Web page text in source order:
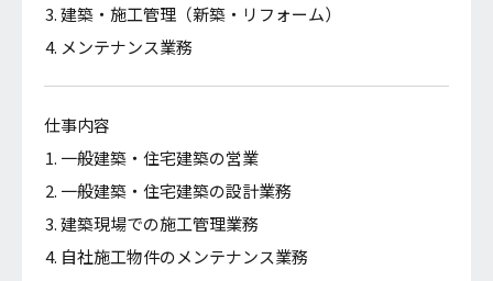
ム）
募集人数
若干名
就業時間
8：00～17：00（１時間の休憩含む：12：00～13：
00）
建築・施工管理（新築・リフォーム）
メンテナンス業務
仕事内容
一般建築・住宅建築の営業
一般建築・住宅建築の設計業務
建築現場での施工管理業務
自社施工物件のメンテナンス業務